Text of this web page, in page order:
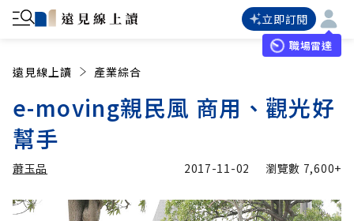
立即訂閱
職場雷達
遠見線上讀 產業綜合
e-moving親民風 商用、觀光好
幫手
蕭玉品
蕭玉品 加入追蹤
2017-11-02 瀏覽數 7,600+